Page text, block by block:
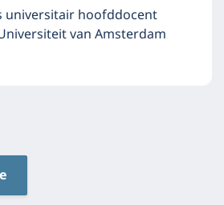
universitair hoofddocent
van Amsterdam